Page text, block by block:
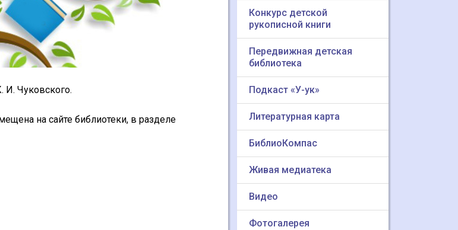
И. Чуковского.
на сайте библиотеки, в разделе
Конкурс детской
рукописной книги
Передвижная детская
библиотека
Подкаст «У-ук»
Литературная карта
БиблиоКомпас
Живая медиатека
Видео
Фотогалерея